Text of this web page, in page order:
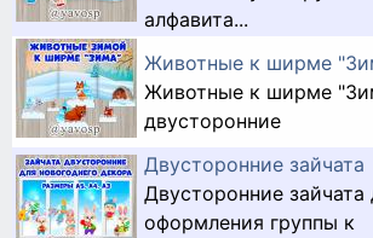
алфавита...
Животные к ширме
Животные к ширме
двусторонние
Двусторонние зайчата
Двусторонние зайчата
оформления группы к